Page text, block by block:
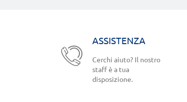
ASSISTENZA
Cerchi aiuto? Il nostro
staff è a tua
disposizione.